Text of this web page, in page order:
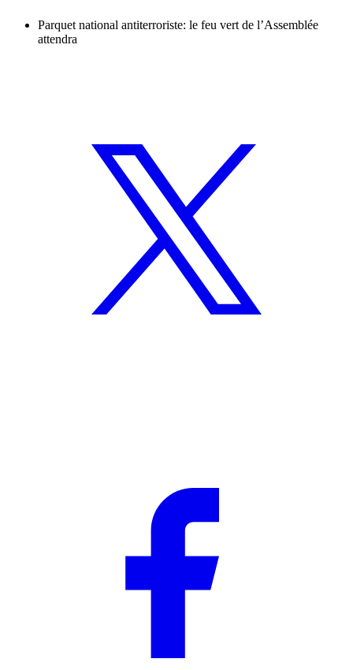
Parquet national antiterroriste: le feu vert de l’Assemblée
attendra